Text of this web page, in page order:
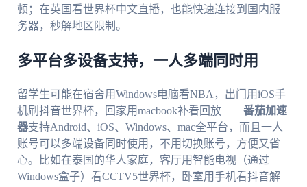
顿；在英国看世界杯中文直播，也能快速连接到国内服
务器，秒解地区限制。
多平台多设备支持，一人多端同时用
留学生可能在宿舍用Windows电脑看NBA，出门用iOS手
机刷抖音世界杯，回家用macbook补看回放——番茄加速
器支持Android、iOS、Windows、mac全平台，而且一人
账号可以多端设备同时使用，不用切换账号，方便又省
心。比如在泰国的华人家庭，客厅用智能电视（通过
Windows盒子）看CCTV5世界杯，卧室用手机看抖音解